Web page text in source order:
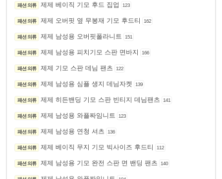
패션 의류 제제 베이직 기모 후드 집업 123
패션 의류 제제 오버핏 옆 무봉재 기모 후드티 162
패션 의류 제제 남성용 오버핏폴라니트 151
패션 의류 제제 남성용 피치기모 스판 면바지 166
패션 의류 제제 기모 스판 데님 팬츠 122
패션 의류 제제 남성용 심플 생지 데님자켓 139
패션 의류 제제 히든밴딩 기모 스판 빈티지 데님팬츠 141
패션 의류 제제 남성용 와플짜임니트 123
패션 의류 제제 남성용 연청 셔츠 136
패션 의류 제제 베이직 무지 기모 빅사이즈 후드티 112
패션 의류 제제 남성용 기모 완전 스판 면 밴딩 팬츠 140